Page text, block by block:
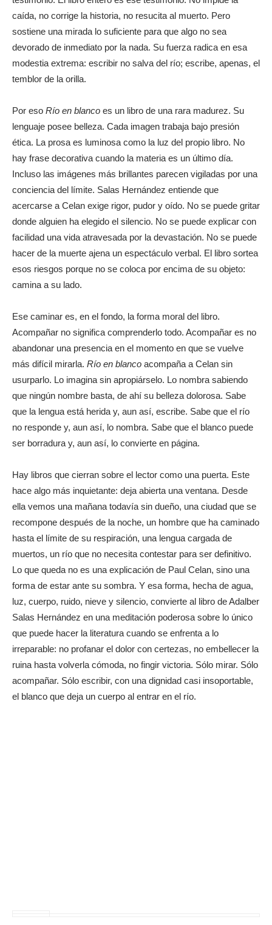
caída, no corrige la historia, no resucita al muerto. Pero
sostiene una mirada lo suficiente para que algo no sea
devorado de inmediato por la nada. Su fuerza radica en esa
modestia extrema: escribir no salva del río; escribe, apenas, el
temblor de la orilla.
Por eso Río en blanco es un libro de una rara madurez. Su
lenguaje posee belleza. Cada imagen trabaja bajo presión
ética. La prosa es luminosa como la luz del propio libro. No
hay frase decorativa cuando la materia es un último día.
Incluso las imágenes más brillantes parecen vigiladas por una
conciencia del límite. Salas Hernández entiende que
acercarse a Celan exige rigor, pudor y oído. No se puede gritar
donde alguien ha elegido el silencio. No se puede explicar con
facilidad una vida atravesada por la devastación. No se puede
hacer de la muerte ajena un espectáculo verbal. El libro sortea
esos riesgos porque no se coloca por encima de su objeto:
camina a su lado.
Ese caminar es, en el fondo, la forma moral del libro.
Acompañar no significa comprenderlo todo. Acompañar es no
abandonar una presencia en el momento en que se vuelve
más difícil mirarla. Río en blanco acompaña a Celan sin
usurparlo. Lo imagina sin apropiárselo. Lo nombra sabiendo
que ningún nombre basta, de ahí su belleza dolorosa. Sabe
que la lengua está herida y, aun así, escribe. Sabe que el río
no responde y, aun así, lo nombra. Sabe que el blanco puede
ser borradura y, aun así, lo convierte en página.
Hay libros que cierran sobre el lector como una puerta. Este
hace algo más inquietante: deja abierta una ventana. Desde
ella vemos una mañana todavía sin dueño, una ciudad que se
recompone después de la noche, un hombre que ha caminado
hasta el límite de su respiración, una lengua cargada de
muertos, un río que no necesita contestar para ser definitivo.
Lo que queda no es una explicación de Paul Celan, sino una
forma de estar ante su sombra. Y esa forma, hecha de agua,
luz, cuerpo, ruido, nieve y silencio, convierte al libro de Adalber
Salas Hernández en una meditación poderosa sobre lo único
que puede hacer la literatura cuando se enfrenta a lo
irreparable: no profanar el dolor con certezas, no embellecer la
ruina hasta volverla cómoda, no fingir victoria. Sólo mirar. Sólo
acompañar. Sólo escribir, con una dignidad casi insoportable,
el blanco que deja un cuerpo al entrar en el río.